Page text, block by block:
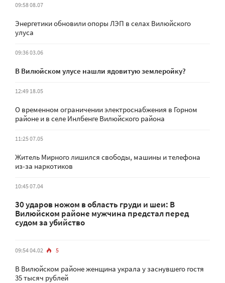
09:58 08.07
Энергетики обновили опоры ЛЭП в селах Вилюйского
улуса
09:36 03.06
В Вилюйском улусе нашли ядовитую землеройку?
12:49 18.05
О временном ограничении электроснабжения в Горном
районе и в селе Инлбенге Вилюйского района
11:25 07.05
Житель Мирного лишился свободы, машины и телефона
из-за наркотиков
10:45 07.04
30 ударов ножом в область груди и шеи: В
Вилюйском районе мужчина предстал перед
судом за убийство
09:54 04.02 5
В Вилюйском районе женщина украла у заснувшего гостя
35 тысяч рублей